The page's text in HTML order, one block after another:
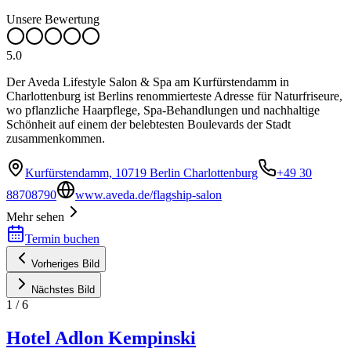
Unsere Bewertung
5.0
Der Aveda Lifestyle Salon & Spa am Kurfürstendamm in
Charlottenburg ist Berlins renommierteste Adresse für Naturfriseure,
wo pflanzliche Haarpflege, Spa-Behandlungen und nachhaltige
Schönheit auf einem der belebtesten Boulevards der Stadt
zusammenkommen.
Kurfürstendamm, 10719 Berlin Charlottenburg
+49 30
88708790
www.aveda.de/flagship-salon
Mehr sehen
Termin buchen
Vorheriges Bild
Nächstes Bild
1 /6
Hotel Adlon Kempinski